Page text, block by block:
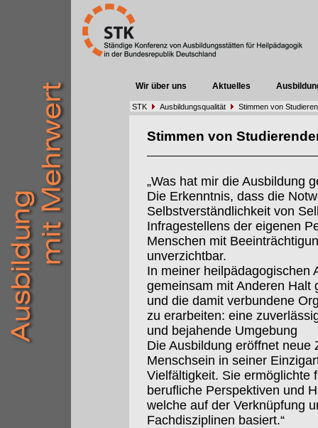
Wir über uns Aktuelles
STK Ausbildungsqualität Stimmen von
Stimmen von
„Was hat mir die Ausbildung
Die Erkenntnis, dass die
Selbstverständlichkeit von
Infragestellens der eigenen
Menschen mit
unverzichtbar.
In meiner heilpädagogischen
gemeinsam mit Anderen Halt
und die damit verbundene
zu erarbeiten: eine
und bejahende Umgebung
Die Ausbildung eröffnet neue
Menschsein in seiner
Vielfältigkeit. Sie ermöglichte
berufliche Perspektiven und
welche auf der Verknüpfung
Fachdisziplinen basiert.“